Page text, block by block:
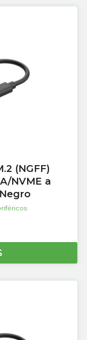
(NGFF)
NVME a